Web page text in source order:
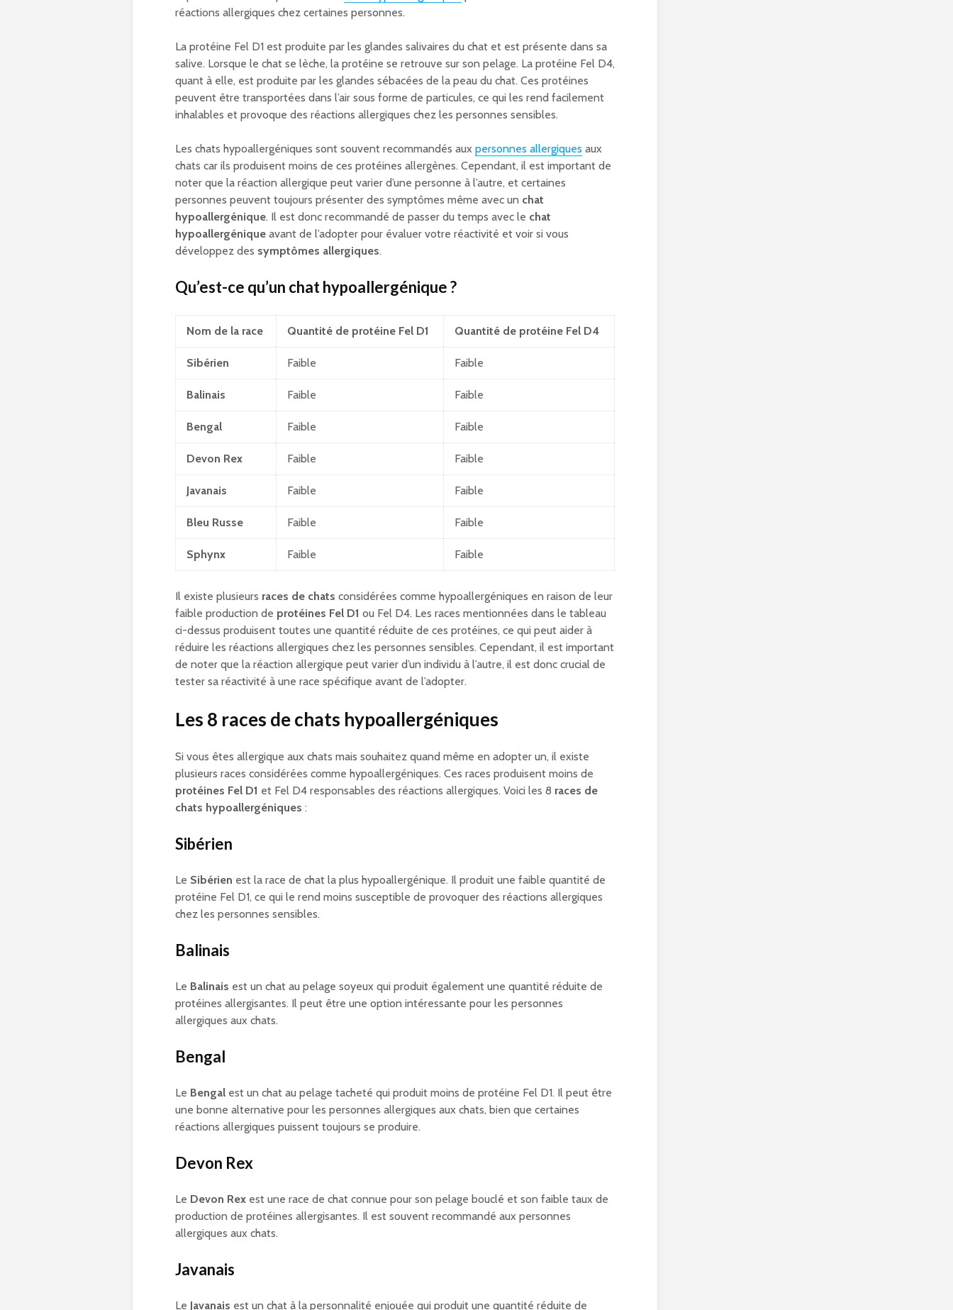
réactions allergiques chez certaines personnes.
La protéine Fel D1 est produite par les glandes salivaires du chat et est présente dans sa
salive. Lorsque le chat se lèche, la protéine se retrouve sur son pelage. La protéine Fel D4,
quant à elle, est produite par les glandes sébacées de la peau du chat. Ces protéines
peuvent être transportées dans l’air sous forme de particules, ce qui les rend facilement
inhalables et provoque des réactions allergiques chez les personnes sensibles.
Les chats hypoallergéniques sont souvent recommandés aux personnes allergiques aux
chats car ils produisent moins de ces protéines allergènes. Cependant, il est important de
noter que la réaction allergique peut varier d’une personne à l’autre, et certaines
personnes peuvent toujours présenter des symptômes même avec un chat
hypoallergénique. Il est donc recommandé de passer du temps avec le chat
hypoallergénique avant de l’adopter pour évaluer votre réactivité et voir si vous
développez des symptômes allergiques.
Qu’est-ce qu’un chat hypoallergénique ?
Nom de la race Quantité de protéine Fel D1 Quantité de protéine Fel D4
Sibérien Faible Faible
Balinais Faible Faible
Bengal Faible Faible
Devon Rex Faible Faible
Javanais Faible Faible
Bleu Russe Faible Faible
Sphynx Faible Faible
Il existe plusieurs races de chats considérées comme hypoallergéniques en raison de leur
faible production de protéines Fel D1 ou Fel D4. Les races mentionnées dans le tableau
ci-dessus produisent toutes une quantité réduite de ces protéines, ce qui peut aider à
réduire les réactions allergiques chez les personnes sensibles. Cependant, il est important
de noter que la réaction allergique peut varier d’un individu à l’autre, il est donc crucial de
tester sa réactivité à une race spécifique avant de l’adopter.
Les 8 races de chats hypoallergéniques
Si vous êtes allergique aux chats mais souhaitez quand même en adopter un, il existe
plusieurs races considérées comme hypoallergéniques. Ces races produisent moins de
protéines Fel D1 et Fel D4 responsables des réactions allergiques. Voici les 8 races de
chats hypoallergéniques :
Sibérien
Le Sibérien est la race de chat la plus hypoallergénique. Il produit une faible quantité de
protéine Fel D1, ce qui le rend moins susceptible de provoquer des réactions allergiques
chez les personnes sensibles.
Balinais
Le Balinais est un chat au pelage soyeux qui produit également une quantité réduite de
protéines allergisantes. Il peut être une option intéressante pour les personnes
allergiques aux chats.
Bengal
Le Bengal est un chat au pelage tacheté qui produit moins de protéine Fel D1. Il peut être
une bonne alternative pour les personnes allergiques aux chats, bien que certaines
réactions allergiques puissent toujours se produire.
Devon Rex
Le Devon Rex est une race de chat connue pour son pelage bouclé et son faible taux de
production de protéines allergisantes. Il est souvent recommandé aux personnes
allergiques aux chats.
Javanais
Le Javanais est un chat à la personnalité enjouée qui produit une quantité réduite de